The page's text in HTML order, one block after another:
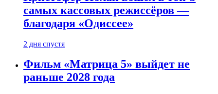
самых кассовых режиссёров —
благодаря «Одиссее»
2 дня спустя
Фильм «Матрица 5» выйдет не
раньше 2028 года